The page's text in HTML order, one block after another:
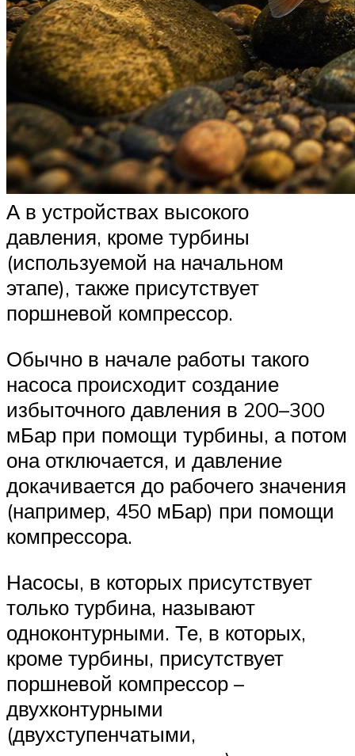
А в устройствах высокого
давления, кроме турбины
(используемой на начальном
этапе), также присутствует
поршневой компрессор.
Обычно в начале работы такого
насоса происходит создание
избыточного давления в 200–300
мБар при помощи турбины, а потом
она отключается, и давление
докачивается до рабочего значения
(например, 450 мБар) при помощи
компрессора.
Насосы, в которых присутствует
только турбина, называют
одноконтурными. Те, в которых,
кроме турбины, присутствует
поршневой компрессор –
двухконтурными
(двухступенчатыми,